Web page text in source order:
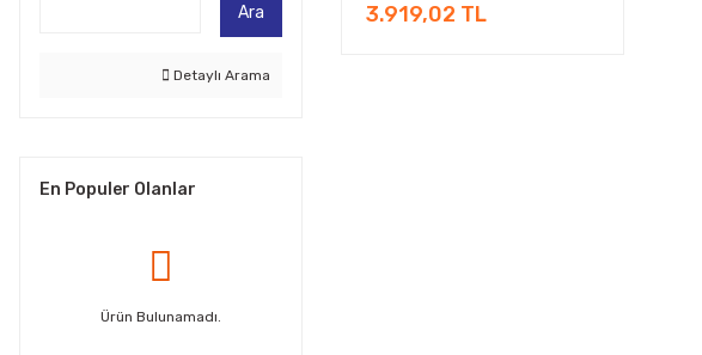
Ara
Detaylı Arama
En Populer Olanlar
Ürün Bulunamadı.
3.919,02 TL